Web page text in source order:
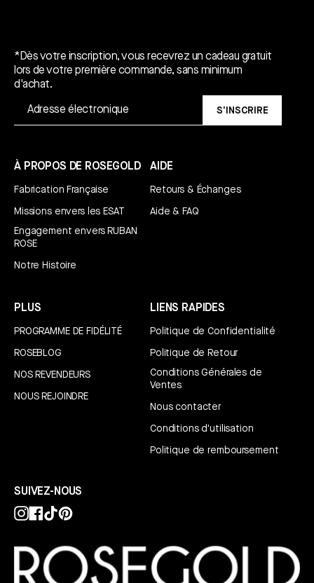
*Dès votre inscription, vous recevrez un cadeau gratuit
lors de votre première commande, sans minimum
d'achat.
S'INSCRIRE
À PROPOS DE ROSEGOLD
Fabrication Française
Missions envers les ESAT
Engagement envers RUBAN
ROSE
Notre Histoire
AIDE
Retours & Échanges
Aide & FAQ
PLUS
PROGRAMME DE FIDÉLITÉ
ROSEBLOG
NOS REVENDEURS
NOUS REJOINDRE
LIENS RAPIDES
Politique de Confidentialité
Politique de Retour
Conditions Générales de
Ventes
Nous contacter
Conditions d'utilisation
Politique de remboursement
SUIVEZ-NOUS
Instagram
Facebook
TikTokPinterest